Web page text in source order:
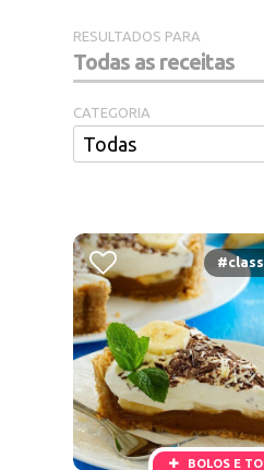
RESULTADOS PARA
CATEGORIA
BOLOS E